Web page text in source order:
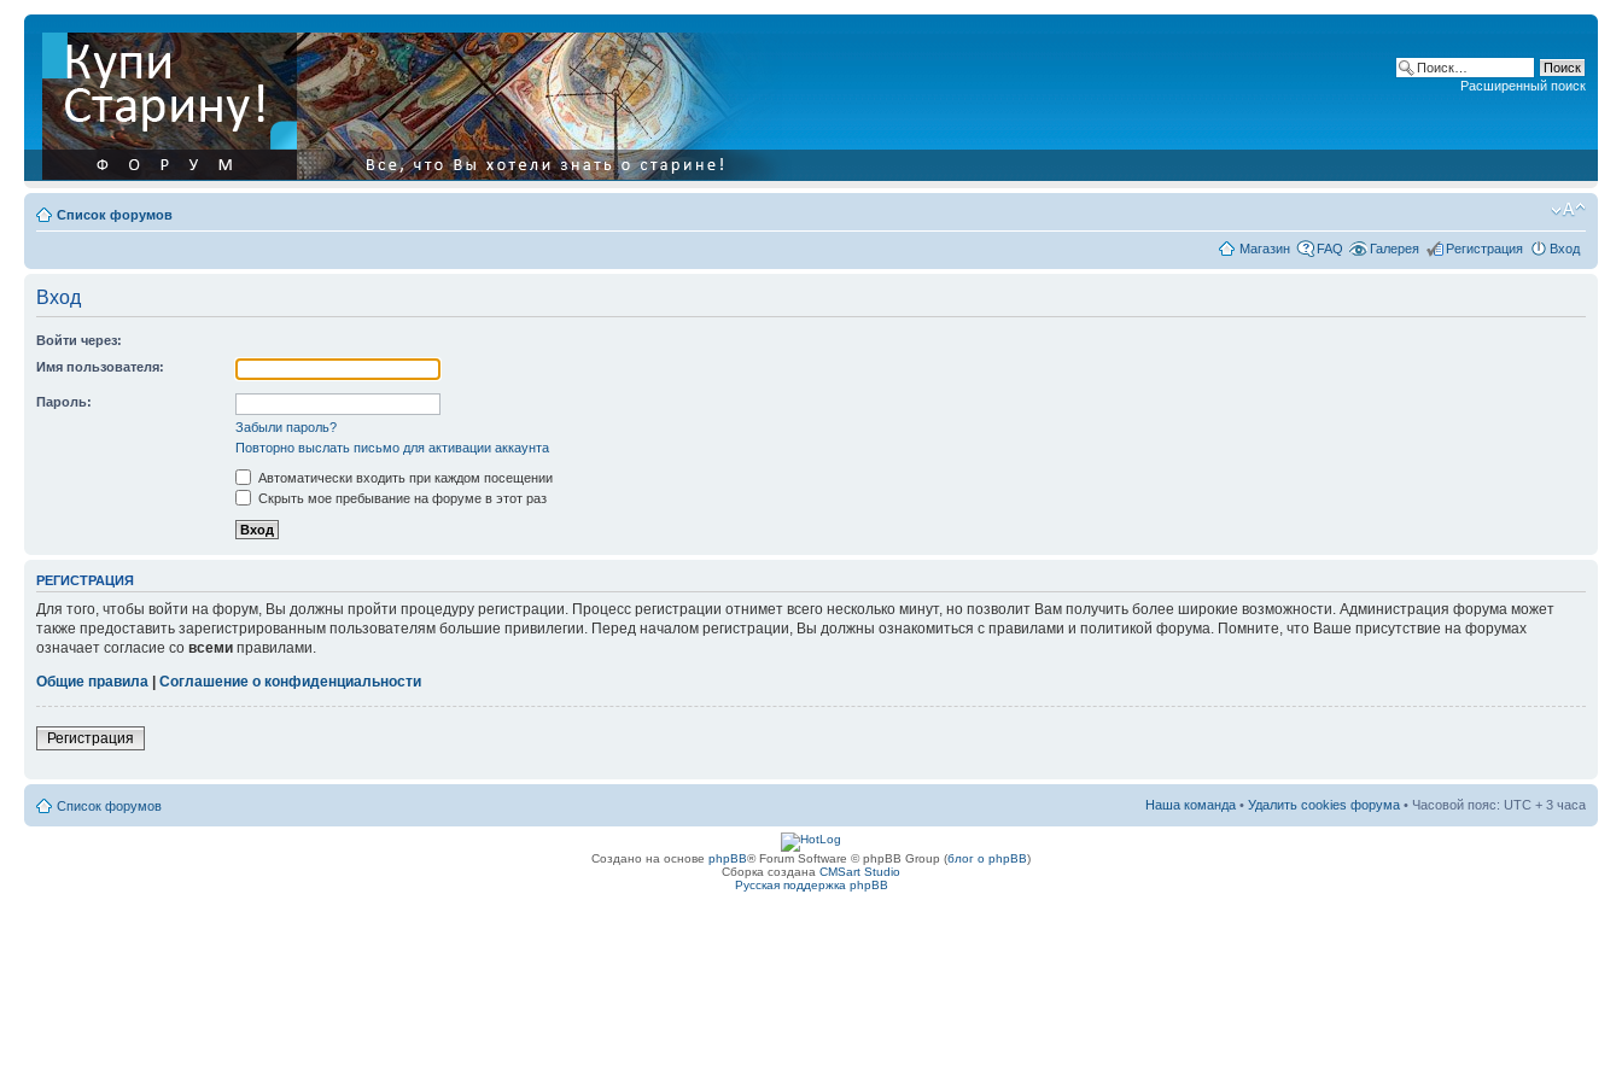
Расширенный поиск
Список форумов
Магазин FAQ Галерея Регистрация Вход
Вход
Войти через:
Имя пользователя:
Пароль:
Забыли пароль?
Повторно выслать письмо для активации аккаунта
Автоматически входить при каждом посещении
Скрыть мое пребывание на форуме в этот раз
РЕГИСТРАЦИЯ
Для того, чтобы войти на форум, Вы должны пройти процедуру регистрации. Процесс регистрации отнимет всего несколько минут, но позволит Вам получить более широкие возможности. Администрация форума может
также предоставить зарегистрированным пользователям большие привилегии. Перед началом регистрации, Вы должны ознакомиться с правилами и политикой форума. Помните, что Ваше присутствие на форумах
означает согласие со всеми правилами.
Общие правила | Соглашение о конфиденциальности
Регистрация
Список форумов Наша команда • Удалить cookies форума • Часовой пояс: UTC + 3 часа
Создано на основе phpBB® Forum Software © phpBB Group (блог о phpBB)
Сборка создана CMSart Studio
Русская поддержка phpBB